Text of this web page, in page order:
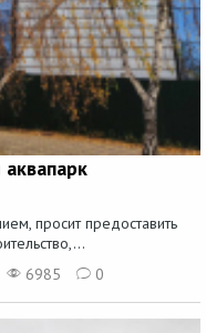
просит предоставить
6985 0